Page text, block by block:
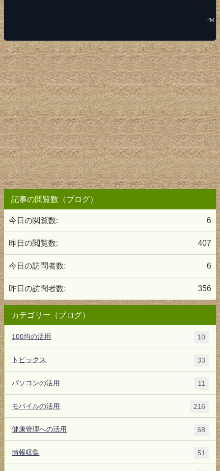
PM
記事の閲覧数（ブログ）
6
今日の閲覧数:
407
昨日の閲覧数:
6
今日の訪問者数:
356
昨日の訪問者数:
カテゴリー（ブログ）
100均の活用 10
トピックス 33
パソコンの活用 11
モバイルの活用 216
健康管理への活用 68
情報収集 51